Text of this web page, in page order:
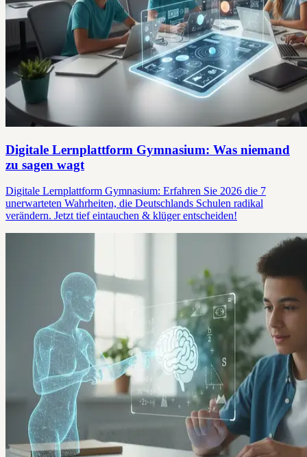
Digitale Lernplattform Gymnasium: Was niemand
zu sagen wagt
Digitale Lernplattform Gymnasium: Erfahren Sie 2026 die 7
unerwarteten Wahrheiten, die Deutschlands Schulen radikal
verändern. Jetzt tief eintauchen & klüger entscheiden!